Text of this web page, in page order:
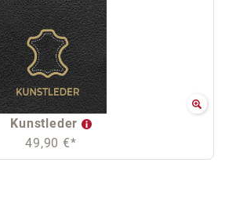
Kunstleder
49,90 €*